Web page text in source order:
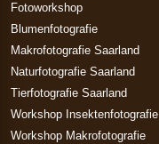
Fotoworkshop
Blumenfotografie
Makrofotografie Saarland
Naturfotografie Saarland
Tierfotografie Saarland
Workshop Insektenfotografie
Workshop Makrofotografie